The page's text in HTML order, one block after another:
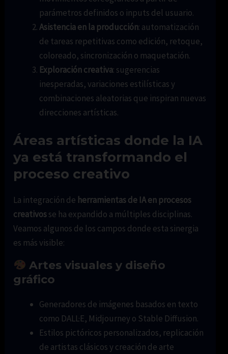
parámetros definidos o inputs del usuario.
Asistencia en la producción: automatización
de tareas repetitivas como edición, retoque,
coloreado, sincronización o maquetación.
Exploración creativa: sugerencias
inesperadas, variaciones estilísticas y
combinaciones aleatorias que inspiran nuevas
direcciones artísticas.
Áreas artísticas donde la IA
ya está transformando el
proceso creativo
La integración de herramientas de IA en procesos
creativosse ha expandido a múltiples disciplinas.
Veamos algunos de los campos donde esta sinergia
es más visible:
Artes visuales y diseño
gráfico
Generadores de imágenes basados en texto
como DALL·E, Midjourney o Stable Diffusion.
Estilos pictóricos personalizados, replicación
de artistas clásicos y creación de arte